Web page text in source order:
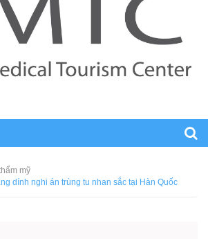
mỹ
dính nghi án trùng tu nhan sắc tại Hàn Quốc